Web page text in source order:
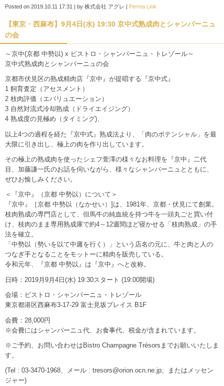
Posted on 2019.10.11 17:31 | by 株式会社 アグレ | Perma Link
【東京・西麻布】9月4日(水) 19:30 京中式熟成肉とシャンパーニュ
の会
～京中(京都 中勢以) x ビストロ・シャンパーニュ・トレゾール～
京中式熟成肉とシャンパーニュの会
京都市伏見区の熟成精肉店『京中』が提唱する『京中式』
1 飼育査定（アセスメント）
2 枝肉評価（エバリュエーション）
3 自然対流式冷却熟成（ドライエイジング）
4 熟成度の見極め（タイミング)、
以上4つの過程を経た『京中式』熟成法より、「肉のポテンシャル」を最
大限に引き出し、極上の肉を作り出しています。
その極上の熟成肉を使ったシェフ萱澤の様々なお料理を『京中』二代
目、加藤謙一氏のお話を伺いながら、様々なシャンパーニュとともに、
ぜひお愉しみください。
＜『京中』（京都 中勢以）について＞
『京中』［京都 中勢以（なかせい）]は、1981年、京都・伏見にて創業。
枝肉熟成の専門店として、但馬牛の純血統を持つ牛を一頭丸ごと買い付
け、枝肉のまま専用熟成庫で約4～12週間ほど寝かせる「枝肉熟成」の手
法を確立。
「中勢以（勢いを以て中庸を行く）」という店名の元に、牛と肉と人の
つなぎ手となることをモットーに精肉を販売している。
令和元年、『京都 中勢以』は『京中』へと改称。
日時：2019月9月4日(水) 19:30スタート (19:00開場)
会場：ビストロ・シャンパーニュ・トレゾール
東京都港区西麻布3-17-29 富士見坂プレイス B1F
会費：28,000円
※会費にはシャンパーニュ代、お食事代、税金が含まれています。
※ご予約、お問い合わせはBistro Champagne Trésorsまでお願いいたしま
す。
(Tel : 03-3470-1968、メール : tresors@orion.ocn.ne.jp、またはメッセン
ジャー)